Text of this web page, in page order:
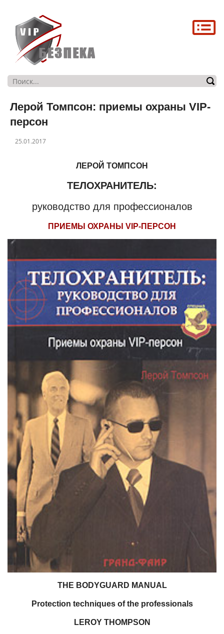
Про нас
Магазин
Контакти
Лерой Томпсон: приемы охраны VIP-
персон
25.01.2017
ЛЕРОЙ ТОМПСОН
ТЕЛОХРАНИТЕЛЬ:
руководство для профессионалов
ПРИЕМЫ ОХРАНЫ VIP-ПЕРСОН
THE BODYGUARD MANUAL
Protection techniques of the professionals
LEROY THOMPSON